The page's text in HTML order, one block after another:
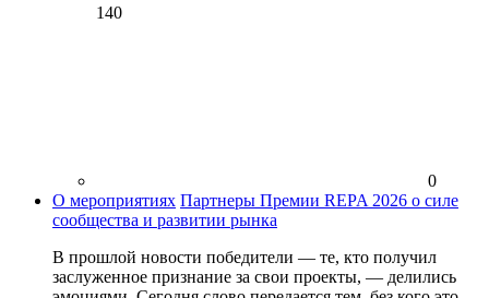
140
0
О мероприятиях Партнеры Премии REPA 2026 о силе
сообщества и развитии рынка
В прошлой новости победители — те, кто получил
заслуженное признание за свои проекты, — делились